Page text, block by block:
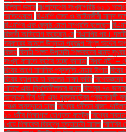
বিলিয়ন ডলার বাংলাদেশের সংখ্যাগরিষ্ঠ ৬১.১
আতিথেয়তা' বিএনপি নেতা ও আইনজীবী মাসুদ
বিএনপির এক জ্যেষ্ঠ নেতা সম্প্রতি বলেছেন
রিজভী অভিযোগ করেছেন যে বিএনপির পর।
সরকারের আমলে উন্নয়ন প্রকল্পে বিপুল অর্থের
বিজয় বিদায়ী শিক্ষা উপদেষ্টা শিক্ষকদের জন্য
সংখ্যা কমাতে কঠোর হচ্ছে কানাডা বিধবা নই” –
বিয়ের আগে মানসিক প্রস্তুতি নেয়ার উপায়
বিয়ের ব্যাপারে যা বললেন সাফা কবির
শান্তি এবং স্থিতিশীলতার জন্য বিশ্বের ৭০
অন্যতম শীর্ষ ধনী এবং যুক্তরাষ্ট্রের প্রভাবশালী
পঞ্চম অবস্থানে ঢাকা বিশ্বের ধনীতম রাজা:
১০ ধনীর শিক্ষাগত যোগ্যতা কতটুকু বিশ্বের
খেয়ে শিক্ষকের বিরুদ্ধে হত্যাচেষ্টা মামলা বিসিবির